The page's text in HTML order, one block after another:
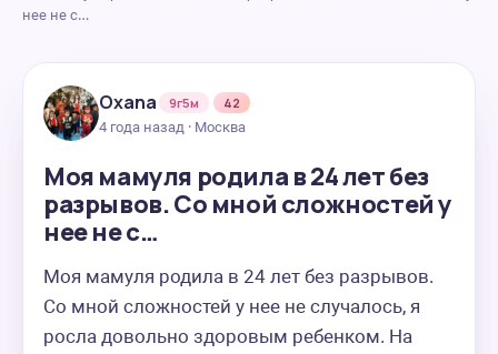
нее не с…
Oxana 9г5м
42
4 года назад · Москва
Моя мамуля родила в 24 лет без
разрывов. Со мной сложностей у
нее не с…
Моя мамуля родила в 24 лет без разрывов.
Со мной сложностей у нее не случалось, я
росла довольно здоровым ребенком. На